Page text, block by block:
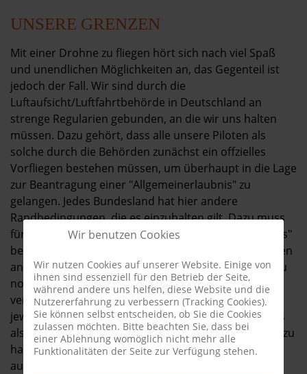
UNSERE GRENZEN
Mit einer Drohne zu fliegen hört sich nach viel Spaß
und unendlichen Möglichkeiten an, das Gegenteil ist
jedoch der Fall. Wir sind durch die
Luftaufsicht/Luftfahrtbehörde in Deutschland an
strenge Regularien gebunden, an die wir uns halten
müssen. Dazu gehört, dass alle unsere Piloten als
solche durch die Behörden zunächst ein offzielles
Vorfliegen bestehen müssen, um überhaupt in die Lage
zur Beantragung einer "Allgemeinerlaubnis" zu
gelangen. Jedes Bundesland hat hier andere
Randbedingungen, die es einzuhalten gilt. Dazu muss
für jedes Bundesland eine eigene "Allgemeinerlaubnis"
beantragt werden, um gewerbliche Luftbildaufnahmen
anfertigen zu dürfen - jede Erlaubniserteilung ist dazu
noch mit einer nicht unerheblichen Gebühr
verbunden, die man für anfangs 1 Jahr, danach für
jeweils 1-2 Jahre entrichten muss. Somit ist es für uns
also eine Frage der Existenz, uns an diese Richtlinien zu
halten - davon mal abgesehen, das fast jede mit GPS
ausgestattete Drohne alle Flugdaten ganz exakt
Wir benutzen Cookies
Wir nutzen Cookies auf unserer Website. Einige von
ihnen sind essenziell für den Betrieb der Seite,
während andere uns helfen, diese Website und die
Nutzererfahrung zu verbessern (Tracking Cookies).
Sie können selbst entscheiden, ob Sie die Cookies
zulassen möchten. Bitte beachten Sie, dass bei
einer Ablehnung womöglich nicht mehr alle
Funktionalitäten der Seite zur Verfügung stehen.